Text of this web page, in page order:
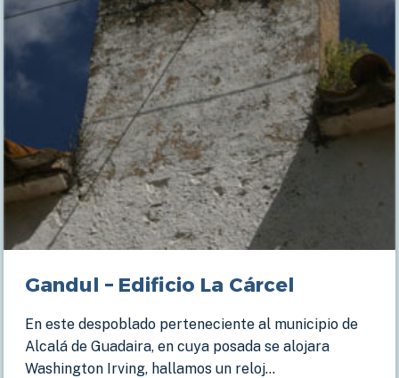
Gandul – Edificio La Cárcel
En este despoblado perteneciente al municipio de
Alcalá de Guadaira, en cuya posada se alojara
Washington Irving, hallamos un reloj…